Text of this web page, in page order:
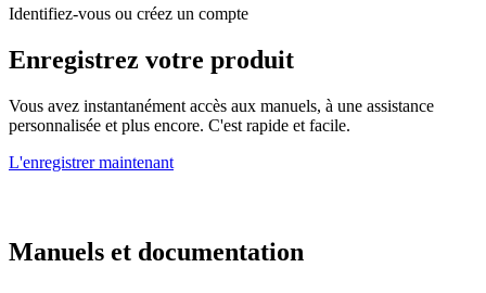
Identifiez-vous ou créez un compte
Enregistrez votre produit
Vous avez instantanément accès aux manuels, à une assistance
personnalisée et plus encore. C'est rapide et facile.
L'enregistrer maintenant
Manuels et documentation